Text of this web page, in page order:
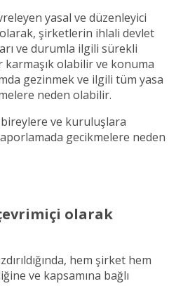
yasal ve düzenleyici
şirketlerin ihlali devlet
ve durumla ilgili sürekli
olabilir ve konuma
gezinmek ve ilgili tüm yasa
neden olabilir.
ve kuruluşlara
gecikmelere neden
olarak
hem şirket hem
ve kapsamına bağlı